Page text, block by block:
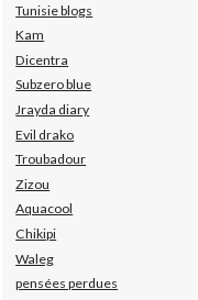
Tunisie blogs
Kam
Dicentra
Subzero blue
Jrayda diary
Evil drako
Troubadour
Zizou
Aquacool
Chikipi
Waleg
pensées perdues